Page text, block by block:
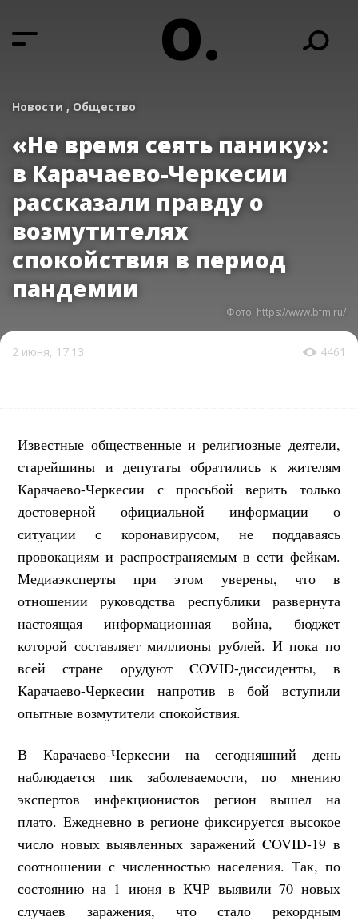
О.
Новости , Общество
«Не время сеять панику»:
в Карачаево-Черкесии
рассказали правду о
возмутителях
спокойствия в период
пандемии
Фото: https://www.bfm.ru/
2 июня, 17:13 4461
Известные общественные и религиозные деятели,
старейшины и депутаты обратились к жителям
Карачаево-Черкесии с просьбой верить только
достоверной официальной информации о
ситуации с коронавирусом, не поддаваясь
провокациям и распространяемым в сети фейкам.
Медиаэксперты при этом уверены, что в
отношении руководства республики развернута
настоящая информационная война, бюджет
которой составляет миллионы рублей. И пока по
всей стране орудуют COVID-диссиденты, в
Карачаево-Черкесии напротив в бой вступили
опытные возмутители спокойствия.
В Карачаево-Черкесии на сегодняшний день
наблюдается пик заболеваемости, по мнению
экспертов инфекционистов регион вышел на
плато. Ежедневно в регионе фиксируется высокое
число новых выявленных заражений COVID-19 в
соотношении с численностью населения. Так, по
состоянию на 1 июня в КЧР выявили 70 новых
случаев заражения, что стало рекордным